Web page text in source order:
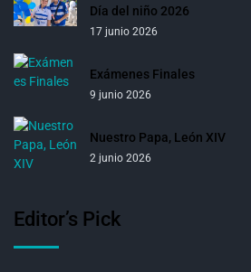
Día del niño 2026
17 junio 2026
Exámenes Finales
9 junio 2026
Nuestro Papa, León XIV
2 junio 2026
Editor’s Pick